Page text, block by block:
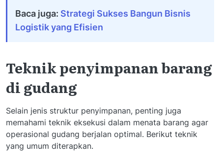
Baca juga: Strategi Sukses Bangun Bisnis
Logistik yang Efisien
Teknik penyimpanan barang
di gudang
Selain jenis struktur penyimpanan, penting juga
memahami teknik eksekusi dalam menata barang agar
operasional gudang berjalan optimal. Berikut teknik
yang umum diterapkan.